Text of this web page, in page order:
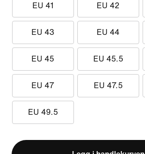
EU 41 EU 42
EU 43 EU 44
EU 45 EU 45.5
EU 47 EU 47.5
EU 49.5